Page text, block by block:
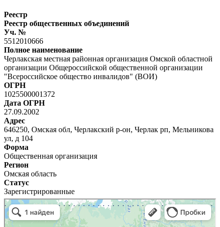
Реестр
Реестр общественных объединений
Уч. №
5512010666
Полное наименование
Черлакская местная районная организация Омской областной
организации Общероссийской общественной организации
"Всероссийское общество инвалидов" (ВОИ)
ОГРН
1025500001372
Дата ОГРН
27.09.2002
Адрес
646250, Омская обл, Черлакский р-он, Черлак рп, Мельникова
ул, д 104
Форма
Общественная организация
Регион
Омская область
Статус
Зарегистрированные